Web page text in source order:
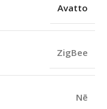
Avatto
ZigBee
Nē